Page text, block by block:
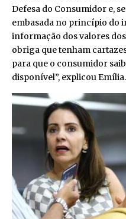
Defesa do Consumidor e,
embasada no princípio do
informação dos valores
obriga que tenham
para que o consumidor
disponível”, explicou Emília.